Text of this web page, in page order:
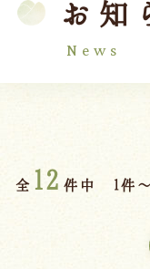
お知
News
全 12 件中 1件～
料理
館内
ご宿泊プ
お部屋か